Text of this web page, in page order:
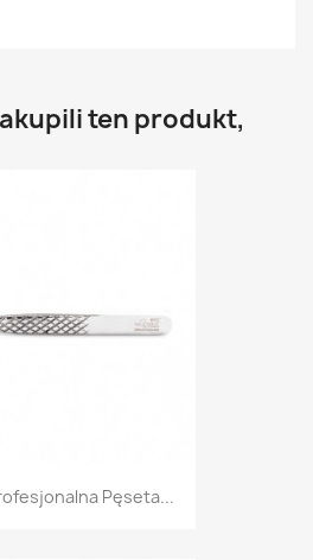
ten produkt,
Pęseta...